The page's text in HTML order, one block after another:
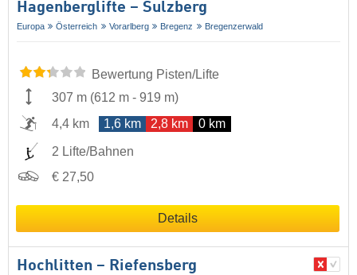
Hagenberglifte – Sulzberg
Europa Österreich Vorarlberg Bregenz Bregenzerwald
Bewertung Pisten/Lifte
307 m (612 m - 919 m)
4,4 km
1,6 km 2,8 km 0 km
2 Lifte/Bahnen
€ 27,50
Details
Hochlitten – Riefensberg